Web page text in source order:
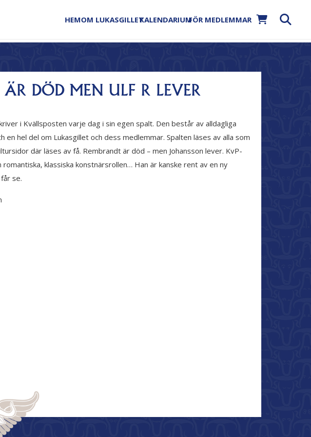
HEMOM LUKASGILLETKALENDARIUMFÖR MEDLEMMAR
DÖD MEN ULF R LEVER
i Kvällsposten varje dag i sin egen spalt. Den består av alldagliga
en hel del om Lukasgillet och dess medlemmar. Spalten läses av alla som
där läses av få. Rembrandt är död – men Johansson lever. KvP-
romantiska, klassiska konstnärsrollen… Han är kanske rent av en ny
se.